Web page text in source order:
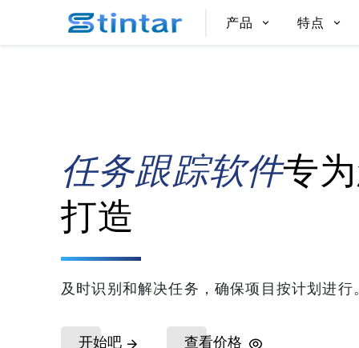
产品 特点
任务跟踪软件专
打造
及时识别和解决任务，确保项目按计划进行
开始吧 查看价格